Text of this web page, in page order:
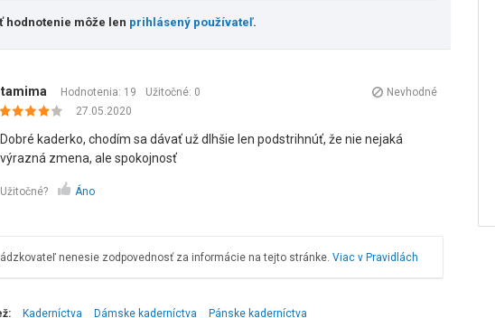
hodnotenie môže len prihlásený používateľ.
tamima Hodnotenia: 19 Užitočné: 0
Nevhodné
27.05.2020
Dobré kaderko, chodím sa dávať už dlhšie len podstrihnúť, že nie nejaká
výrazná zmena, ale spokojnosť
Užitočné? Áno
nenesie zodpovednosť za informácie na tejto stránke. Viac v Pravidlách
Kaderníctva Dámske kaderníctva Pánske kaderníctva